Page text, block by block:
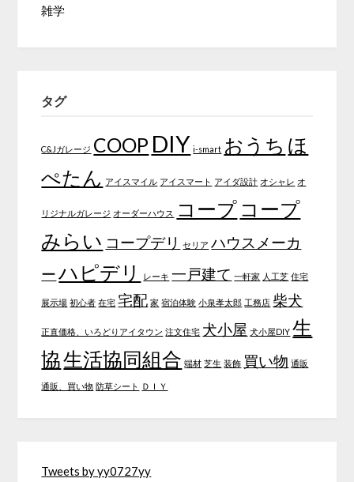
雑学
タグ
C&Jガレージ COOP DIY i-smart おうち ほ
ぺたん アイスマイル アイスマート アイダ設計 オシャレ オ
リジナルガレージ オーダーハウス コープ コープ
みらい コープデリ セリア ハウスメーカ
ー ハピデリ レーキ 一戸建て 一軒家 人工芝 住宅
展示場 初心者 在宅 宅配 家 宿泊体験 小泉孝太郎 工務店 柴犬
正直価格、いろどりアイタウン 注文住宅 犬小屋 犬小屋DIY 生
協生活協同組合 端材 芝生 装飾 買い物 通販
通販、買い物 防草シート ＤＩＹ
Tweets by yy0727yy